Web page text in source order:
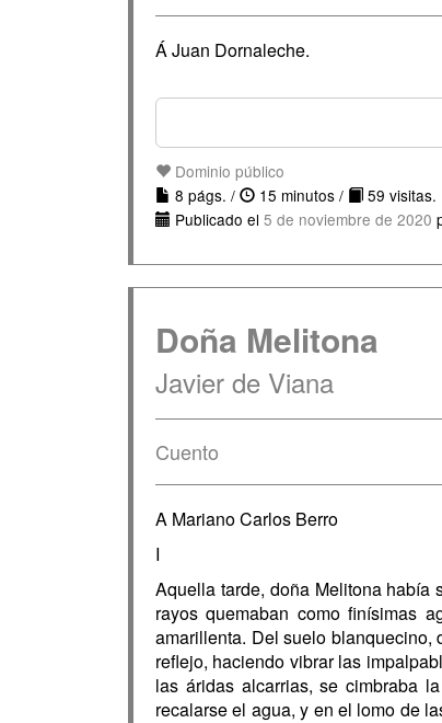
Á Juan Dornaleche.
Dominio público
8 págs. /
15 minutos /
59 visitas.
Publicado el 5 de noviembre de 2020
Doña Melitona
Javier de Viana
Cuento
A Mariano Carlos Berro
I
Aquella tarde, doña Melitona había
rayos quemaban como finísimas
amarillenta. Del suelo blanquecino,
reflejo, haciendo vibrar las
las áridas alcarrias, se cimbraba
recalarse el agua, y en el lomo de